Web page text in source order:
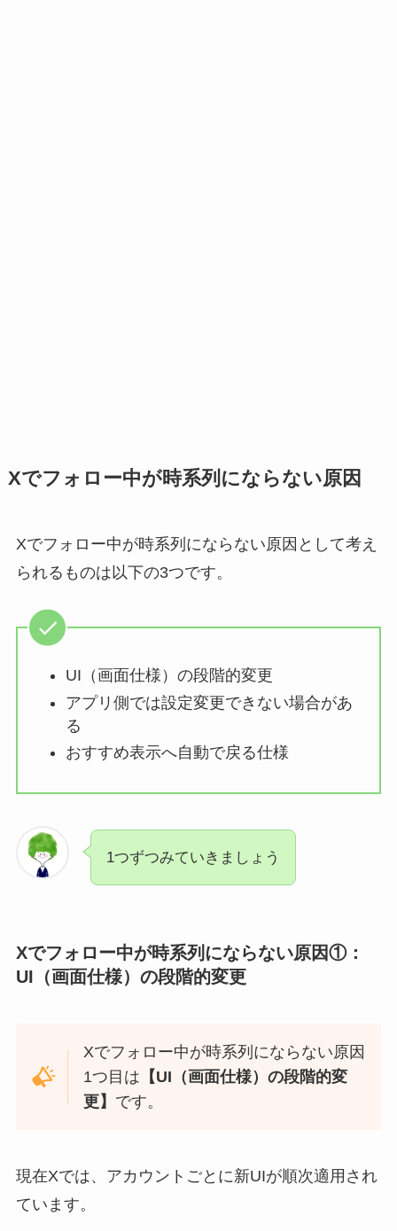
Xでフォロー中が時系列にならない原因
Xでフォロー中が時系列にならない原因として考え
られるものは以下の3つです。
UI（画面仕様）の段階的変更
アプリ側では設定変更できない場合があ
る
おすすめ表示へ自動で戻る仕様
1つずつみていきましょう
Xでフォロー中が時系列にならない原因①：
UI（画面仕様）の段階的変更
Xでフォロー中が時系列にならない原因
1つ目は 【UI（画面仕様）の段階的変
更】 です。
現在Xでは、アカウントごとに新UIが順次適用され
ています。